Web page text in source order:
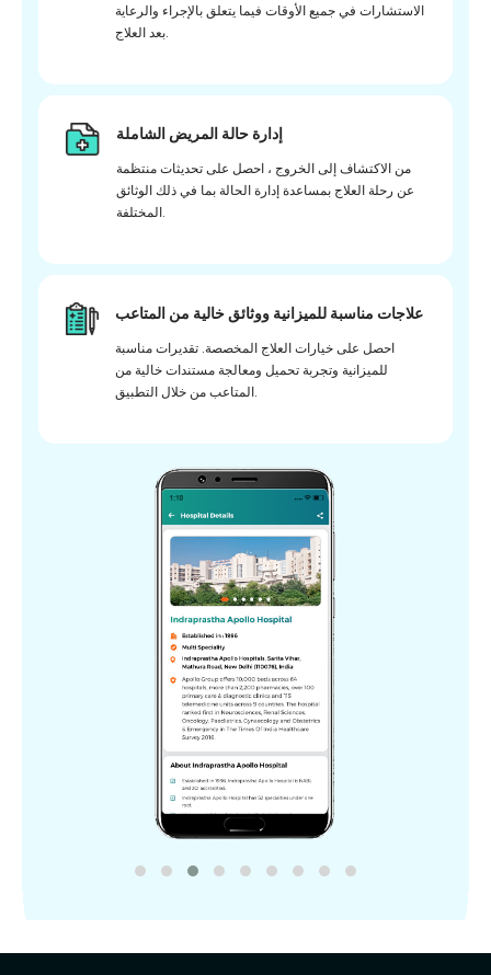
الاستشارات في جميع الأوقات فيما يتعلق بالإجراء والرعاية
بعد العلاج.
إدارة حالة المريض الشاملة
من الاكتشاف إلى الخروج ، احصل على تحديثات منتظمة
عن رحلة العلاج بمساعدة إدارة الحالة بما في ذلك الوثائق
المختلفة.
علاجات مناسبة للميزانية ووثائق خالية من المتاعب
احصل على خيارات العلاج المخصصة. تقديرات مناسبة
للميزانية وتجربة تحميل ومعالجة مستندات خالية من
المتاعب من خلال التطبيق.